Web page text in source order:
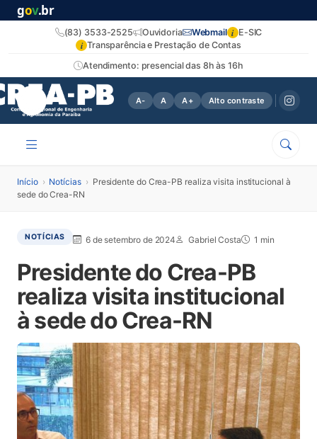
gov.br
Atendimento: presencial das 8h às 16h
(83) 3533-2525 Ouvidoria Webmail i E-SIC
i Transparência e Prestação de Contas
A- A A+ Alto contraste
Início › Notícias › Presidente do Crea-PB realiza visita institucional à
sede do Crea-RN
NOTÍCIAS 6 de setembro de 2024 Gabriel Costa 1 min
Presidente do Crea-PB
realiza visita institucional
à sede do Crea-RN